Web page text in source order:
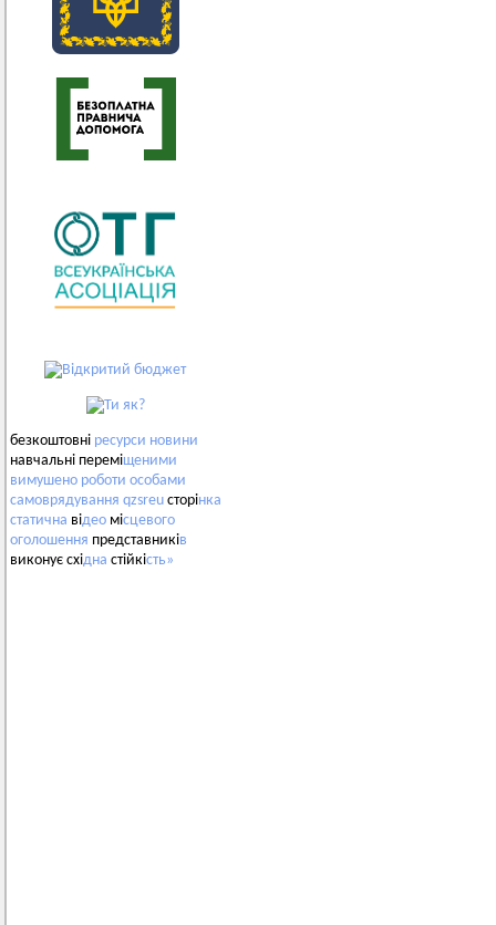
безкоштовні ресурси новини
навчальні переміщеними
вимушено роботи особами
самоврядування qzsreu сторінка
статична відео місцевого
оголошення представників
виконує східна стійкість»